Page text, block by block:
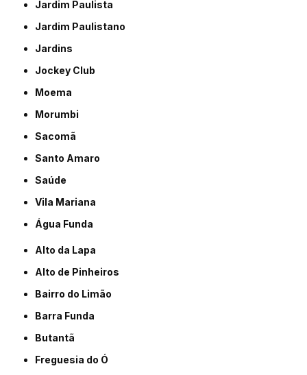
Jardim Paulista
Jardim Paulistano
Jardins
Jockey Club
Moema
Morumbi
Sacomã
Santo Amaro
Saúde
Vila Mariana
Água Funda
Alto da Lapa
Alto de Pinheiros
Bairro do Limão
Barra Funda
Butantã
Freguesia do Ó